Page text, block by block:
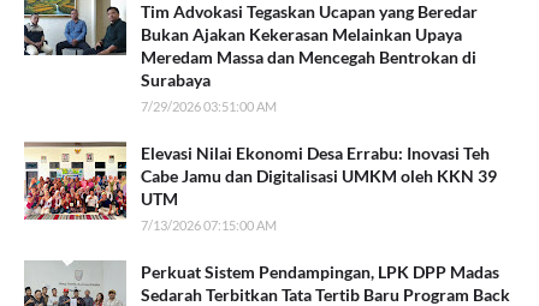
Tim Advokasi Tegaskan Ucapan yang Beredar
Bukan Ajakan Kekerasan Melainkan Upaya
Meredam Massa dan Mencegah Bentrokan di
Surabaya
7/29/2026 03:51:00 AM
Elevasi Nilai Ekonomi Desa Errabu: Inovasi Teh
Cabe Jamu dan Digitalisasi UMKM oleh KKN 39
UTM
7/13/2026 07:15:00 AM
Perkuat Sistem Pendampingan, LPK DPP Madas
Sedarah Terbitkan Tata Tertib Baru Program Back